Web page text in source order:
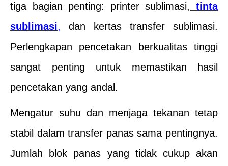
tiga bagian penting: printer sublimasi,
tinta
sublimasi, dan kertas transfer sublimasi.
Perlengkapan pencetakan berkualitas tinggi
sangat penting untuk memastikan hasil
pencetakan yang andal.
Mengatur suhu dan menjaga tekanan tetap
stabil dalam transfer panas sama pentingnya.
Jumlah blok panas yang tidak cukup akan